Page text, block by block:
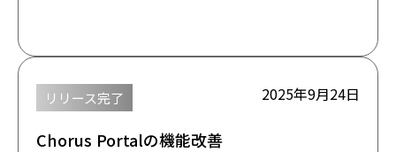
リリース完了 2025年9月24日
Chorus Portalの機能改善